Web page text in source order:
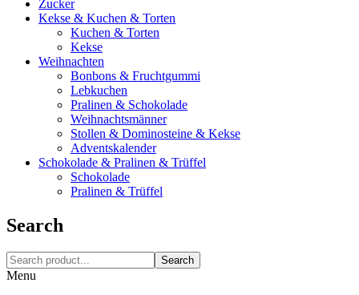
Zucker
Kekse & Kuchen & Torten
Kuchen & Torten
Kekse
Weihnachten
Bonbons & Fruchtgummi
Lebkuchen
Pralinen & Schokolade
Weihnachtsmänner
Stollen & Dominosteine & Kekse
Adventskalender
Schokolade & Pralinen & Trüffel
Schokolade
Pralinen & Trüffel
Search
Search
Menu